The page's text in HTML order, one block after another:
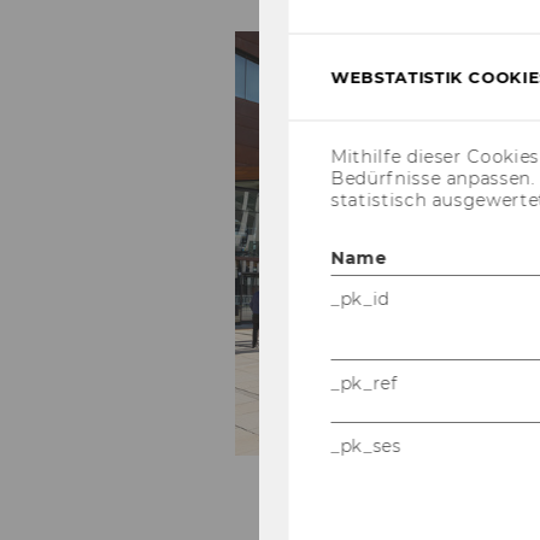
WEBSTATISTIK
Mithilfe dieser
Bedürfnisse
statistisch
Name
_pk_id
_pk_ref
_pk_ses